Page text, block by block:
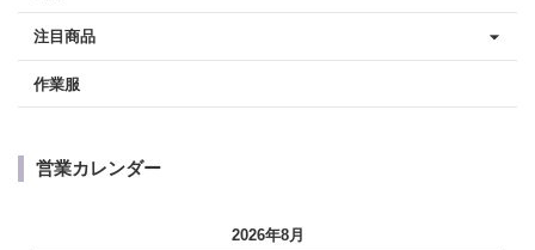
注目商品
作業服
営業カレンダー
2026年8月